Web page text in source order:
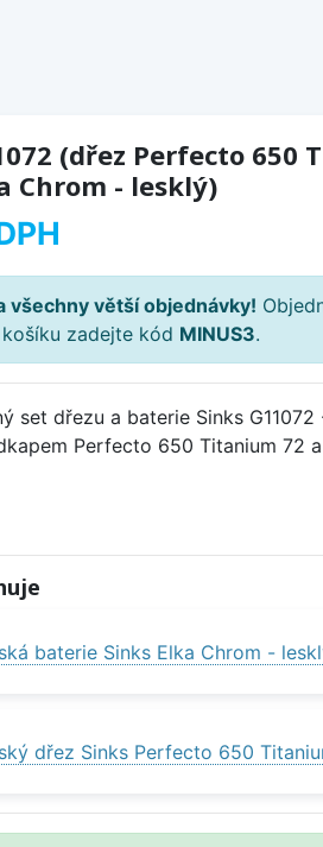
(dřez Perfecto 650
Chrom - lesklý)
všechny větší objednávky!
zadejte kód MINUS3.
set dřezu a baterie Sinks G11072
Perfecto 650 Titanium 72
baterie Sinks Elka Chrom -
dřez Sinks Perfecto 650